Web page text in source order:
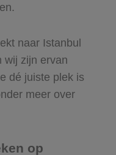
naar Istanbul
wij zijn ervan
dé juiste plek is
meer over
op